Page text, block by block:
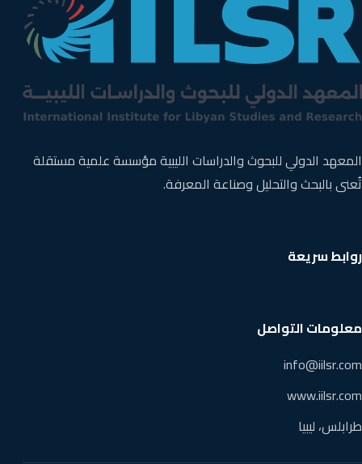
المعهد الدولي للبحوث والدراسات الليبية مؤسسة علمية مستقلة
تُعنى بالبحث والتحليل وصناعة المعرفة.
روابط سريعة
معلومات التواصل
info@iilsr.com
www.iilsr.com
طرابلس، ليبيا